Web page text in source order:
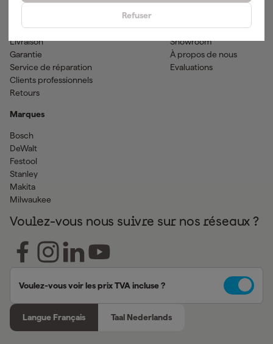
Refuser
Méthodes de paiement
Livraison
Garantie
Service de réparation
Clients professionnels
Retours
Marques
Bosch
DeWalt
Festool
Stanley
Makita
Milwaukee
Actualites
Showroom
À propos de nous
Evaluations
Voulez-vous nous suivre sur nos réseaux ?
Voulez-vous voir les prix TVA incluse ?
Langue Français Taal Nederlands